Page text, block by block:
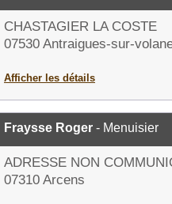
CHASTAGIER LA COSTE
07530 Antraigues-sur-
Afficher les détails
Fraysse Roger - Menuisier
ADRESSE NON
07310 Arcens